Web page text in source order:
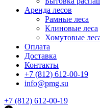
Аренда лесов
Рамные леса
Клиновые леса
Хомутовые
Оплата
Доставка
Контакты
+7 (812) 612-00-19
info@pmg.su
+7 (812) 612-00-19